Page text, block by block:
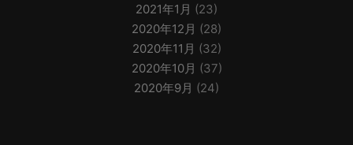
2021年1月 (23)
2020年12月 (28)
2020年11月 (32)
2020年10月 (37)
2020年9月 (24)